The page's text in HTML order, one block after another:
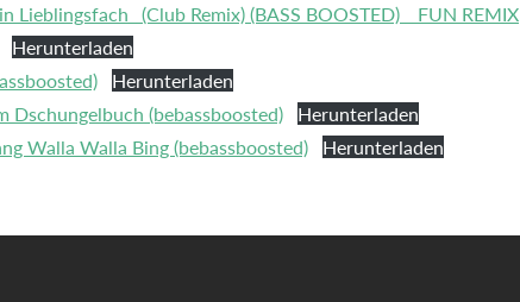
Lieblingsfach_ (Club Remix) (BASS BOOSTED) _ FUN REMIX
Herunterladen
Herunterladen
Dschungelbuch (bebassboosted)
Herunterladen
Walla Walla Bing (bebassboosted)
Herunterladen